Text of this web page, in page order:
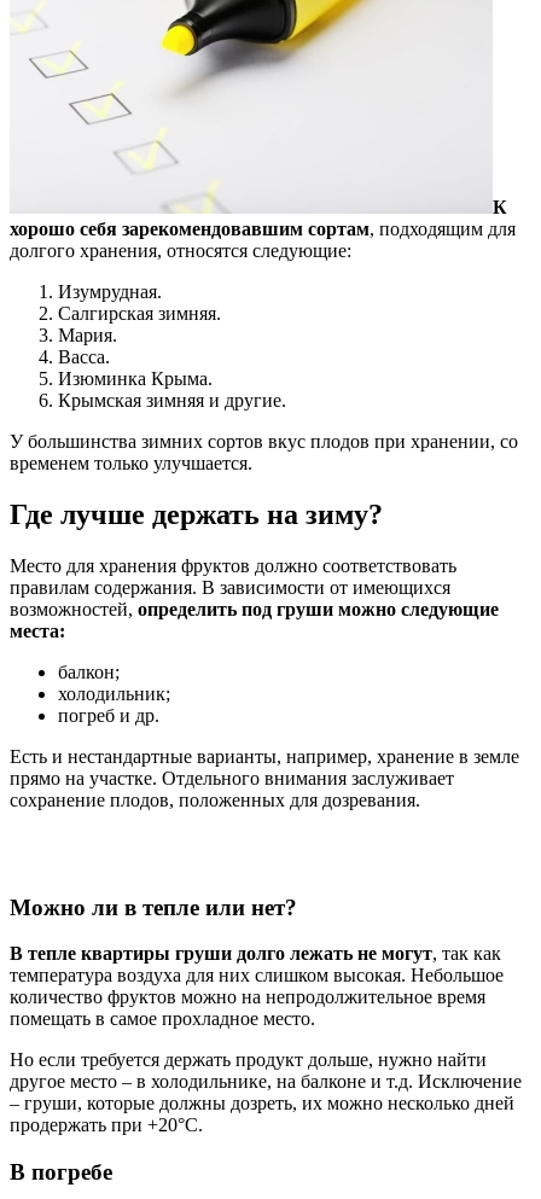
К
хорошо себя зарекомендовавшим сортам, подходящим для
долгого хранения, относятся следующие:
Изумрудная.
Салгирская зимняя.
Мария.
Васса.
Изюминка Крыма.
Крымская зимняя и другие.
У большинства зимних сортов вкус плодов при хранении, со
временем только улучшается.
Где лучше держать на зиму?
Место для хранения фруктов должно соответствовать
правилам содержания. В зависимости от имеющихся
возможностей, определить под груши можно следующие
места:
балкон;
холодильник;
погреб и др.
Есть и нестандартные варианты, например, хранение в земле
прямо на участке. Отдельного внимания заслуживает
сохранение плодов, положенных для дозревания.
Можно ли в тепле или нет?
В тепле квартиры груши долго лежать не могут, так как
температура воздуха для них слишком высокая. Небольшое
количество фруктов можно на непродолжительное время
помещать в самое прохладное место.
Но если требуется держать продукт дольше, нужно найти
другое место – в холодильнике, на балконе и т.д. Исключение
– груши, которые должны дозреть, их можно несколько дней
продержать при +20°С.
В погребе